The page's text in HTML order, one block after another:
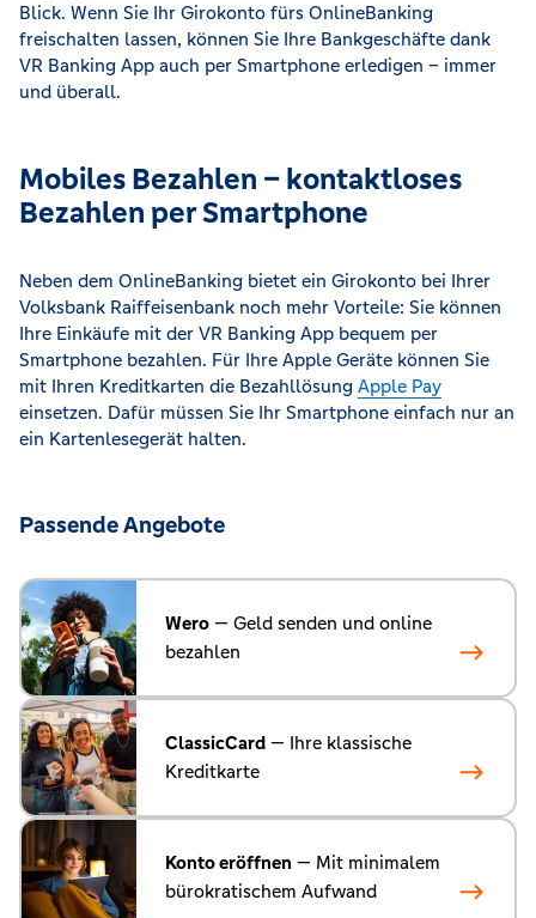
Blick. Wenn Sie Ihr Girokonto fürs OnlineBanking
freischalten lassen, können Sie Ihre Bankgeschäfte dank
VR Banking App auch per Smartphone erledigen – immer
und überall.
Mobiles Bezahlen – kontaktloses
Bezahlen per Smartphone
Neben dem OnlineBanking bietet ein Girokonto bei Ihrer
Volksbank Raiffeisenbank noch mehr Vorteile: Sie können
Ihre Einkäufe mit der VR Banking App bequem per
Smartphone bezahlen. Für Ihre Apple Geräte können Sie
mit Ihren Kreditkarten die Bezahllösung Apple Pay
einsetzen. Dafür müssen Sie Ihr Smartphone einfach nur an
ein Kartenlesegerät halten.
Passende Angebote
Wero — Geld senden und online
bezahlen
ClassicCard — Ihre klassische
Kreditkarte
Konto eröffnen — Mit minimalem
bürokratischem Aufwand